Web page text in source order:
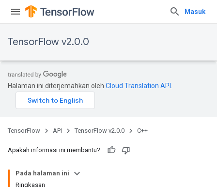
Masuk
TensorFlow v2.0.0
Halaman ini diterjemahkan oleh Cloud Translation API
TensorFlow API TensorFlow v2.0.0 C++
Apakah informasi ini membantu?
Pada halaman ini
Ringkasan